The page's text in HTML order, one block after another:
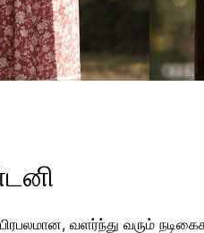
வளர்ந்து வரும்